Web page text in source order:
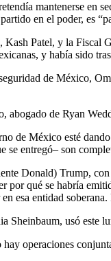
mantenerse en
en el poder, es
Patel, y la Fiscal
y había sido
de México,
de Ryan
de México esté
se entregó– son
Donald) Trump,
por qué se habría
esa entidad
Sheinbaum, usó este
operaciones